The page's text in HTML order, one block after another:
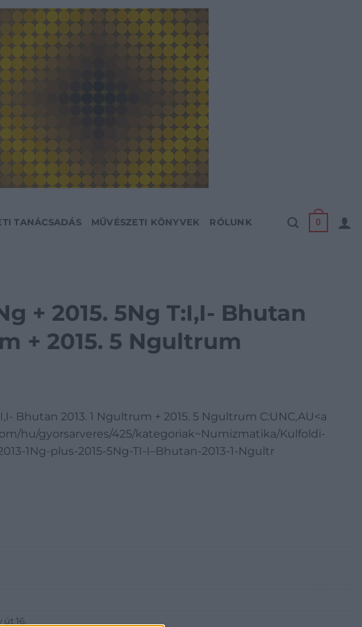
TANÁCSADÁS MŰVÉSZETI KÖNYVEK RÓLUNK 0
+ 2015. 5Ng T:I,I- Bhutan
+ 2015. 5 Ngultrum
Bhutan 2013. 1 Ngultrum + 2015. 5 Ngultrum C:UNC,AU<a
hu/gyorsarveres/425/kategoriak~Numizmatika/Kulfoldi-
1Ng-plus-2015-5Ng-TI-I–Bhutan-2013-1-Ngultr
16.